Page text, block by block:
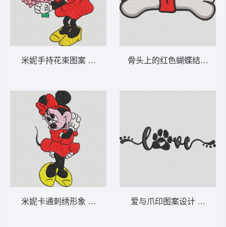
米妮手持花束图案 米妮 4-DST格式
米妮卡通刺绣形象 米妮 3-DST格式
骨头上的红色蝴蝶结 带蝴
爱与爪印图案设计 爱心爪